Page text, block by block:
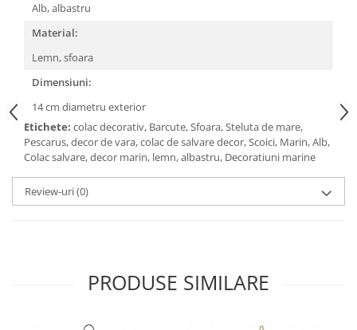
Alb, albastru
Material:
Lemn, sfoara
Dimensiuni:
14 cm diametru exterior
Etichete: colac decorativ, Barcute, Sfoara, Steluta de mare,
Pescarus, decor de vara, colac de salvare decor, Scoici, Marin, Alb,
Colac salvare, decor marin, lemn, albastru, Decoratiuni marine
Review-uri(0)
PRODUSE SIMILARE